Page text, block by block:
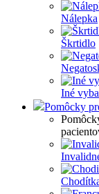
Nálepka
Škrtidlo
Iné
Pomôcky